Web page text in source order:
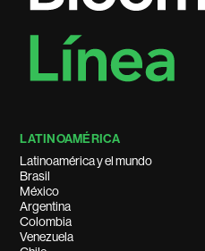
LATINOAMÉRICA
Latinoamérica y el mundo
Brasil
México
Argentina
Colombia
Venezuela